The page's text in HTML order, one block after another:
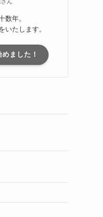
数年。
いたします。
ました！